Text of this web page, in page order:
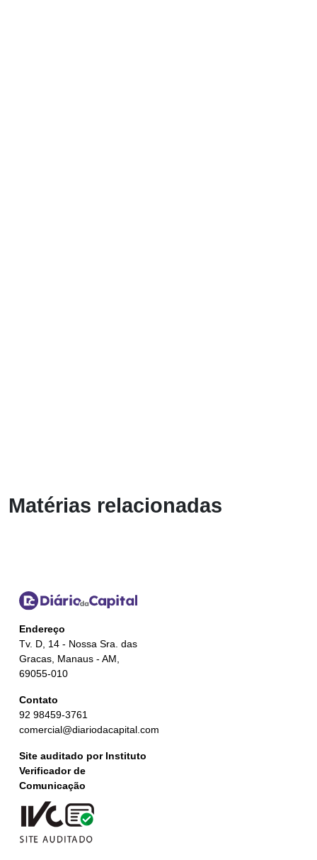
Matérias relacionadas
Endereço
Tv. D, 14 - Nossa Sra. das
Gracas, Manaus - AM,
69055-010
Contato
92 98459-3761
comercial@diariodacapital.com
Site auditado por Instituto
Verificador de
Comunicação